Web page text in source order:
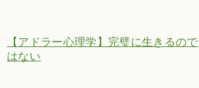
【アドラー心理学】完璧に生きるので
はない